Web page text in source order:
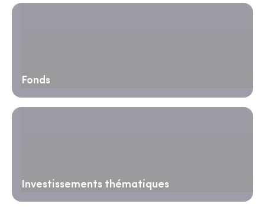
Fonds
Investissements thématiques